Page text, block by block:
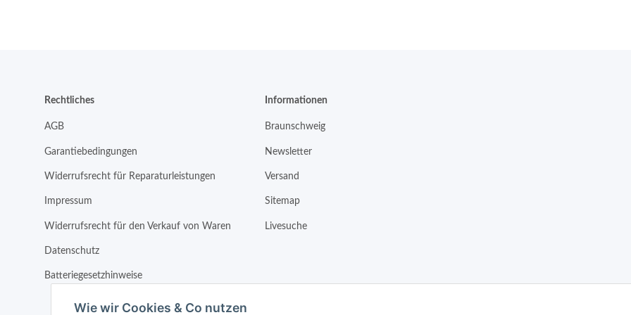
Rechtliches
AGB
Garantiebedingungen
Widerrufsrecht für Reparaturleistungen
Impressum
Widerrufsrecht für den Verkauf von Waren
Datenschutz
Batteriegesetzhinweise
Informationen
Braunschweig
Newsletter
Versand
Sitemap
Livesuche
Wie wir Cookies & Co nutzen